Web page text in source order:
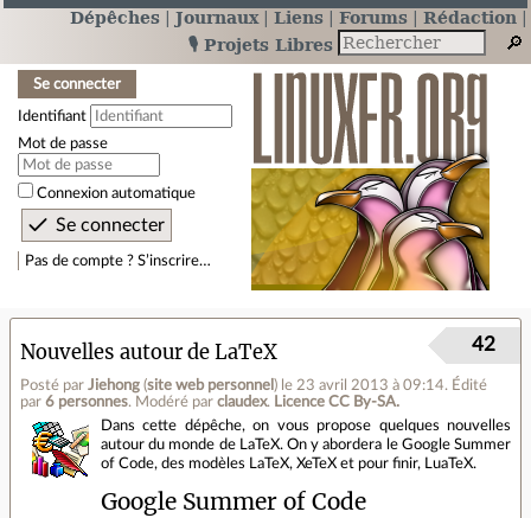
Dépêches Journaux Liens Forums
Rédaction
🎙️ Projets Libres
Se connecter
Identifiant
Mot de passe
Connexion automatique
Pas de compte ? S’inscrire…
Nouvelles autour de LaTeX
Posté par Jiehong (site web personnel ) le 23 avril 2013 à 09:14. Édité
par 6 personnes. Modéré par claudex. Licence CC By‑SA.
42
Dans cette dépêche, on vous propose quelques nouvelles
autour du monde de LaTeX. On y abordera le Google Summer
of Code, des modèles LaTeX, XeTeX et pour finir, LuaTeX.
Google Summer of Code